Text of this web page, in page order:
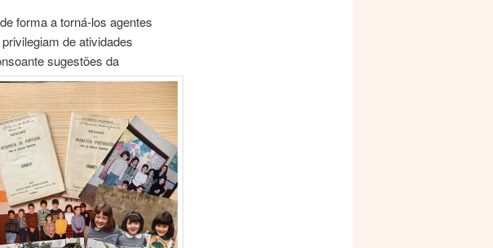
forma a torná-los agentes
de atividades
sugestões da